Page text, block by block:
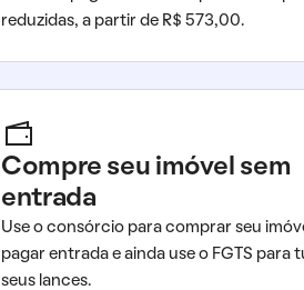
reduzidas, a partir de R$ 573,00.
Compre seu imóvel sem
entrada
Use o consórcio para comprar seu
pagar entrada e ainda use o FGTS para
seus lances.